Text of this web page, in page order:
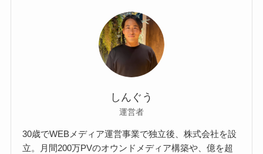
しんぐう
運営者
30歳でWEBメディア運営事業で独立後、株式会社を設
立。月間200万PVのオウンドメディア構築や、億を超